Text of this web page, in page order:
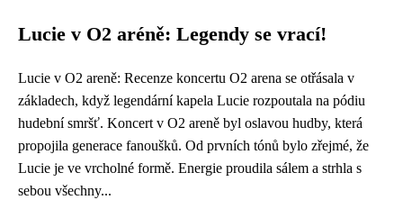
Lucie v O2 aréně: Legendy se vrací!
Lucie v O2 areně: Recenze koncertu O2 arena se otřásala v
základech, když legendární kapela Lucie rozpoutala na pódiu
hudební smršť. Koncert v O2 areně byl oslavou hudby, která
propojila generace fanoušků. Od prvních tónů bylo zřejmé, že
Lucie je ve vrcholné formě. Energie proudila sálem a strhla s
sebou všechny...